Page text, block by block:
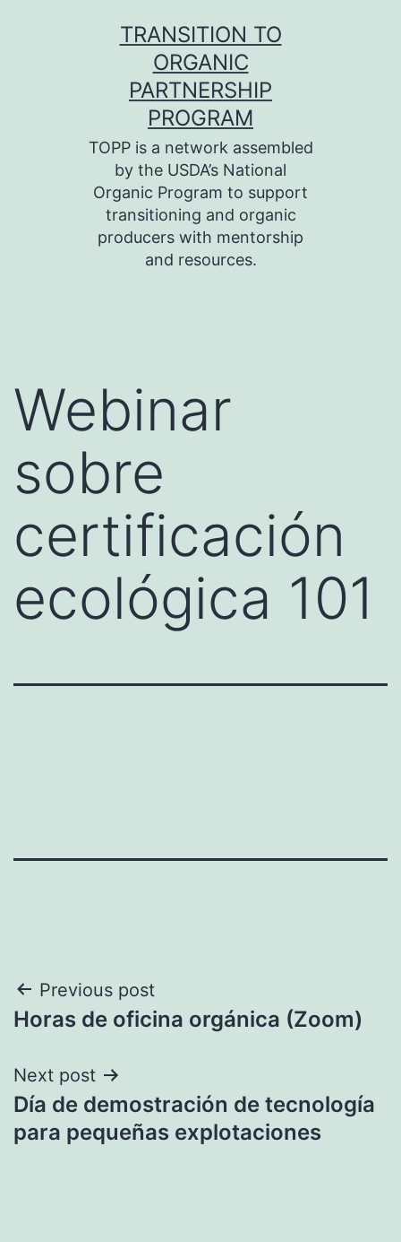
TRANSITION TO
ORGANIC
PARTNERSHIP
PROGRAM
TOPP is a network assembled
by the USDA’s National
Organic Program to support
transitioning and organic
producers with mentorship
and resources.
Webinar
sobre
certificación
ecológica 101
Navegación
de
entradas
Previous post
Horas de oficina orgánica (Zoom)
Next post
Día de demostración de tecnología
para pequeñas explotaciones